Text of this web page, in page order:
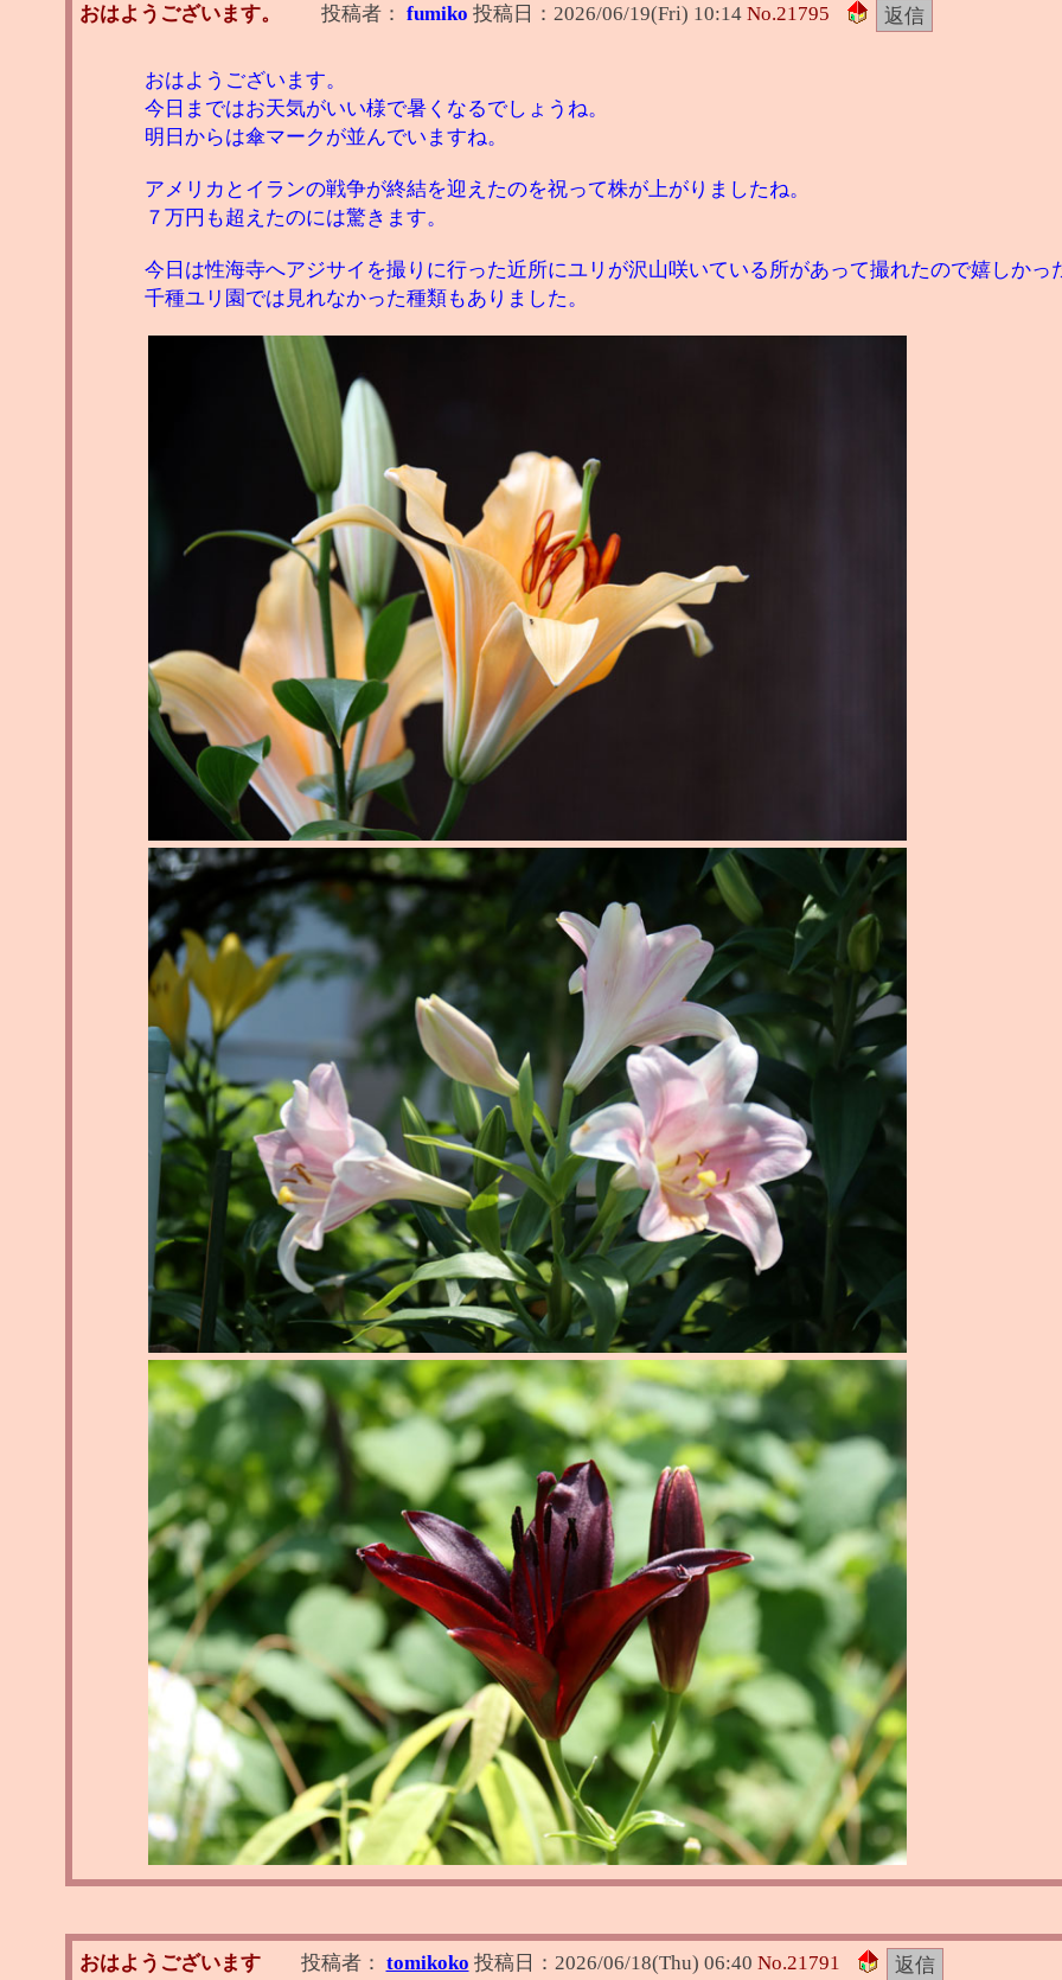
おはようございます。 投稿者： fumiko 投稿日： 2026/06/19(Fri) 10:14 No.21795
おはようございます。
今日まではお天気がいい様で暑くなるでしょうね。
明日からは傘マークが並んでいますね。
アメリカとイランの戦争が終結を迎えたのを祝って株が上がりましたね。
７万円も超えたのには驚きます。
今日は性海寺へアジサイを撮りに行った近所にユリが沢山咲いている所があって撮れたので嬉しかっ
千種ユリ園では見れなかった種類もありました。
おはようございます 投稿者： tomikoko 投稿日： 2026/06/18(Thu) 06:40 No.21791